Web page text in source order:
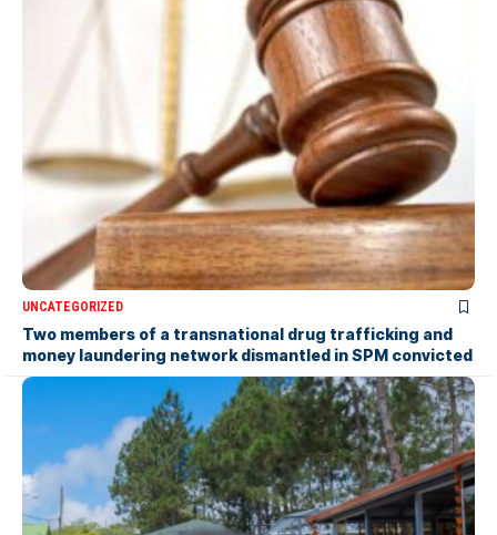
UNCATEGORIZED
Two members of a transnational drug trafficking and
money laundering network dismantled in SPM convicted